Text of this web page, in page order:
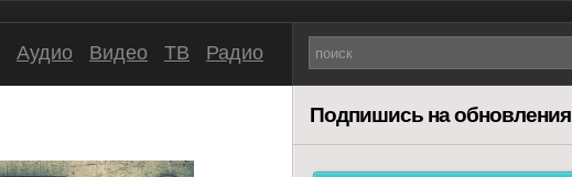
Аудио Видео ТВ Радио
Подпишись на обновления